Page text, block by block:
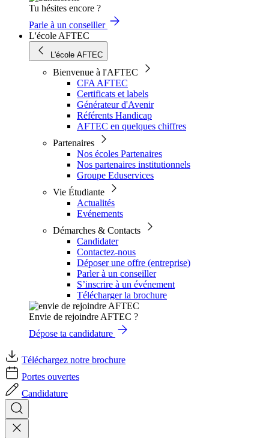
Tu hésites encore ?
Parle à un conseiller
L'école AFTEC
L'école AFTEC
Bienvenue à l'AFTEC
CFA AFTEC
Certificats et labels
Générateur d'Avenir
Référents Handicap
AFTEC en quelques chiffres
Partenaires
Nos écoles Partenaires
Nos partenaires institutionnels
Groupe Eduservices
Vie Étudiante
Actualités
Evénements
Démarches & Contacts
Candidater
Contactez-nous
Déposer une offre (entreprise)
Parler à un conseiller
S’inscrire à un événement
Télécharger la brochure
Envie de rejoindre AFTEC ?
Dépose ta candidature
Téléchargez notre brochure
Portes ouvertes
Candidature